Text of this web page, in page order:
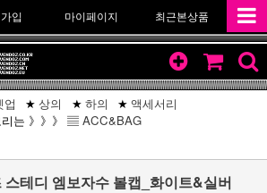
입 마이페이지 최근본상품
업 상의 하의
액세서리
리는 》》》 ▤ ACC&BAG
테디 엠보자수 볼캡_화이트&실버